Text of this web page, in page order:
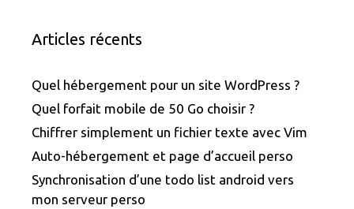
Articles récents
Quel hébergement pour un site WordPress ?
Quel forfait mobile de 50 Go choisir ?
Chiffrer simplement un fichier texte avec Vim
Auto-hébergement et page d’accueil perso
Synchronisation d’une todo list android vers
mon serveur perso